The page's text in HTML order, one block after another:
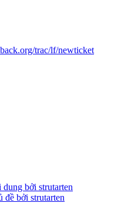
trac/lf/newticket
bởi strutarten
đề bởi strutarten